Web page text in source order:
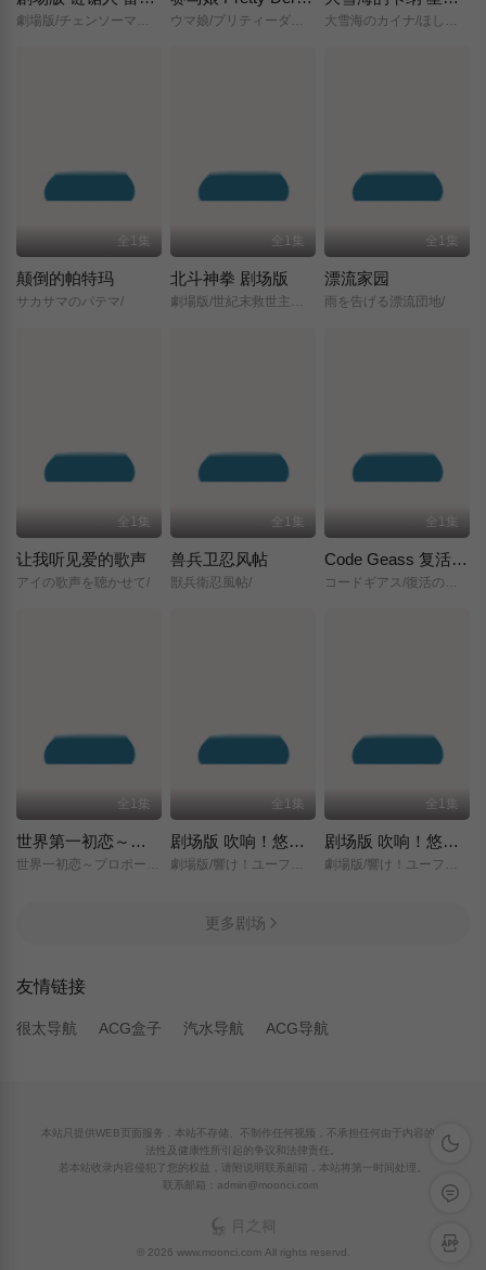
全1集
颠倒的帕特玛
サカサマのパテマ/
全1集
北斗神拳 剧场版
劇場版/世紀末救世主伝説/北斗の拳/
全1集
漂流家园
雨を告げる漂流団地/
全1集
让我听见爱的歌声
アイの歌声を聴かせて/
全1集
兽兵卫忍风帖
獣兵衛忍風帖/
全1集
Code Geass 复活的鲁路修
コードギアス/復活のルルーシュ/
全1集
世界第一初恋～求婚篇～
全1集
剧场版 吹响！悠风号～想要传达的旋律～
全1集
剧场版 吹响！悠风号～誓言的终章～
更多剧场
友情链接
很太导航 ACG盒子 汽水导航 ACG导航
深色模
留言反
APP下
本站只提供WEB页面服务，本站不存储、不制作任何视频，不承担任何由于内容的合
法性及健康性所引起的争议和法律责任。
若本站收录内容侵犯了您的权益，请附说明联系邮箱，本站将第一时间处理。
联系邮箱：admin@moonci.com
© 2026 www.moonci.com All rights reservd.